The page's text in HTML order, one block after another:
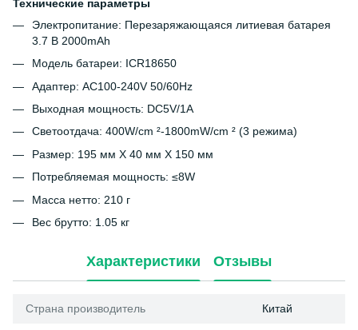
Технические параметры
Электропитание: Перезаряжающаяся литиевая батарея
3.7 В 2000mAh
Модель батареи: ICR18650
Адаптер: AC100-240V 50/60Hz
Выходная мощность: DC5V/1A
Светоотдача: 400W/cm ²-1800mW/cm ² (3 режима)
Размер: 195 мм X 40 мм X 150 мм
Потребляемая мощность: ≤8W
Масса нетто: 210 г
Вес брутто: 1.05 кг
Характеристики Отзывы
Страна производитель Китай